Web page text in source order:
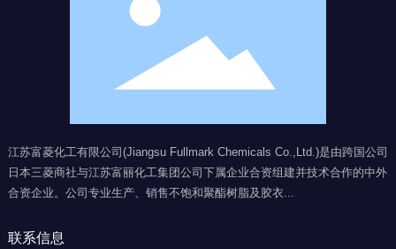
江苏富菱化工有限公司(Jiangsu Fullmark Chemicals Co.,Ltd.)是由跨国公司
日本三菱商社与江苏富丽化工集团公司下属企业合资组建并技术合作的中外
合资企业。公司专业生产、销售不饱和聚酯树脂及胶衣...
联系信息